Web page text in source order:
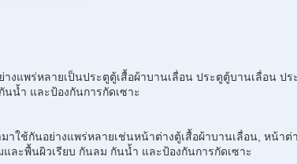
งแพร่หลายเป็นประตูตู้เสื้อผ้าบานเลื่อน ประตูตู้บานเลื่อน
น้ำ และป้องกันการกัดเซาะ
ใช้กันอย่างแพร่หลายเช่นหน้าต่างตู้เสื้อผ้าบานเลื่อน, หน้า
ละพื้นผิวเรียบ กันลม กันน้ำ และป้องกันการกัดเซาะ